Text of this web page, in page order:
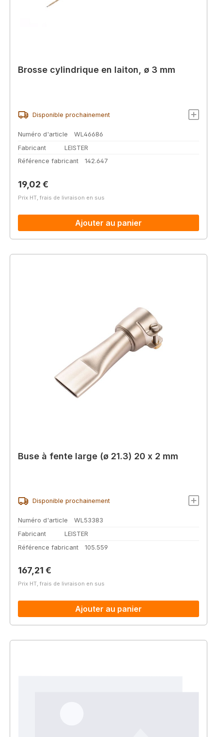
Brosse cylindrique en laiton, ø 3 mm
Disponible prochainement
Numéro d'article
WL46686
Fabricant
LEISTER
Référence fabricant
142.647
Prix régulier :
19,02 €
Prix HT, frais de livraison en sus
Ajouter au panier
Buse à fente large (ø 21.3) 20 x 2 mm
Disponible prochainement
Numéro d'article
WL53383
Fabricant
LEISTER
Référence fabricant
105.559
Prix régulier :
167,21 €
Prix HT, frais de livraison en sus
Ajouter au panier